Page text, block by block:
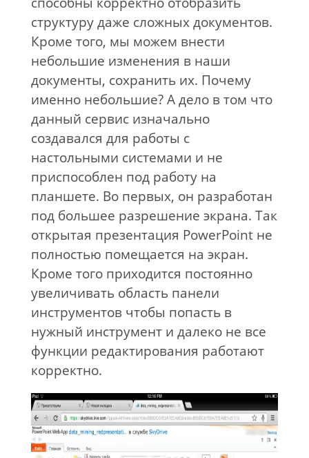
структуру даже сложных документов.
Кроме того, мы можем внести
небольшие изменения в наши
документы, сохранить их. Почему
именно небольшие? А дело в том что
данный сервис изначально
создавался для работы с
настольными системами и не
приспособлен под работу на
планшете. Во первых, он разработан
под большее разрешение экрана. Так
открытая презентация PowerPoint не
полностью помещается на экран.
Кроме того приходится постоянно
увеличивать область панели
инструментов чтобы попасть в
нужный инструмент и далеко не все
функции редактирования работают
корректно.